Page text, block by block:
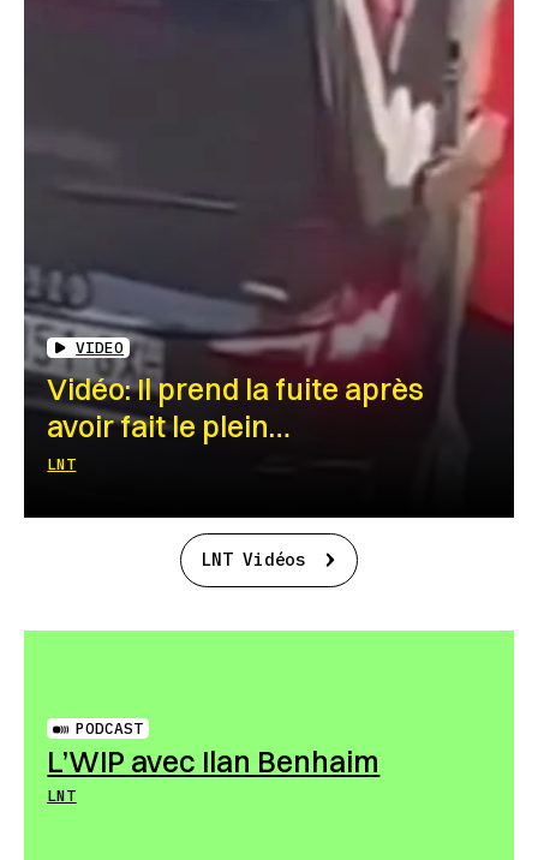
VIDEO
Vidéo: Il prend la fuite après
avoir fait le plein…
LNT
LNT Vidéos
PODCAST
L’WIP avec Ilan Benhaim
LNT